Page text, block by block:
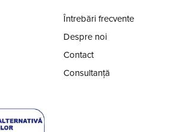
Întrebări frecvente
Despre noi
Contact
Consultanță